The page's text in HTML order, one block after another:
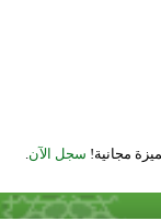
مجانية! سجل الآن